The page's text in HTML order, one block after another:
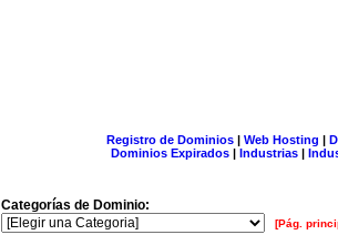
Registro de Dominios| Web Hosting |
Dominios Expirados | Industrias |
Categorías de Dominio:
[Pág.